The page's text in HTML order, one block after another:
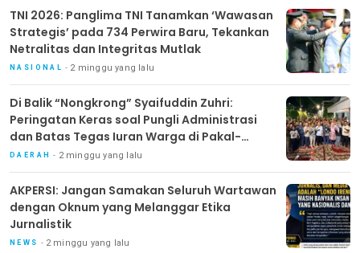
TNI 2026: Panglima TNI Tanamkan ‘Wawasan
Strategis’ pada 734 Perwira Baru, Tekankan
Netralitas dan Integritas Mutlak
NASIONAL 2 minggu yang lalu
Di Balik “Nongkrong” Syaifuddin Zuhri:
Peringatan Keras soal Pungli Administrasi
dan Batas Tegas Iuran Warga di Pakal-
Benowo
DAERAH 2 minggu yang lalu
AKPERSI: Jangan Samakan Seluruh Wartawan
dengan Oknum yang Melanggar Etika
Jurnalistik
NEWS 2 minggu yang lalu